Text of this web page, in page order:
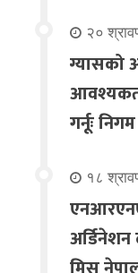
२०
ग्यासको
गर्नूः निगम
१८